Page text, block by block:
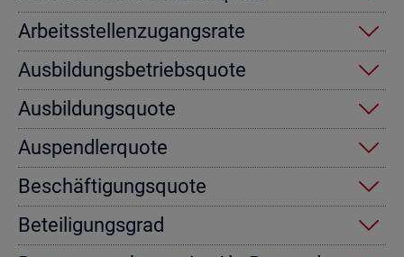
Ar­beits­stel­len­zu­gangs­ra­te
Aus­bil­dungs­be­triebs­quo­te
Aus­bil­dungs­quo­te
Aus­pend­ler­quo­te
Be­schäf­ti­gungs­quo­te
Be­tei­li­gungs­grad